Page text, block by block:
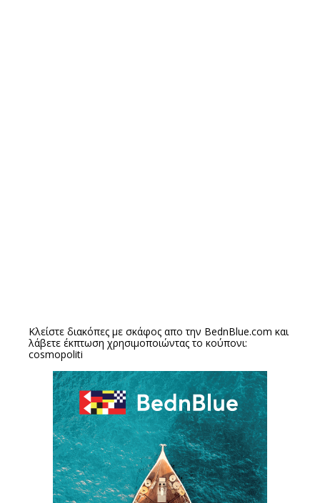
Κλείστε διακόπες με σκάφος απο την BednBlue.com και
λάβετε έκπτωση χρησιμοποιώντας το κούπονι:
cosmopoliti